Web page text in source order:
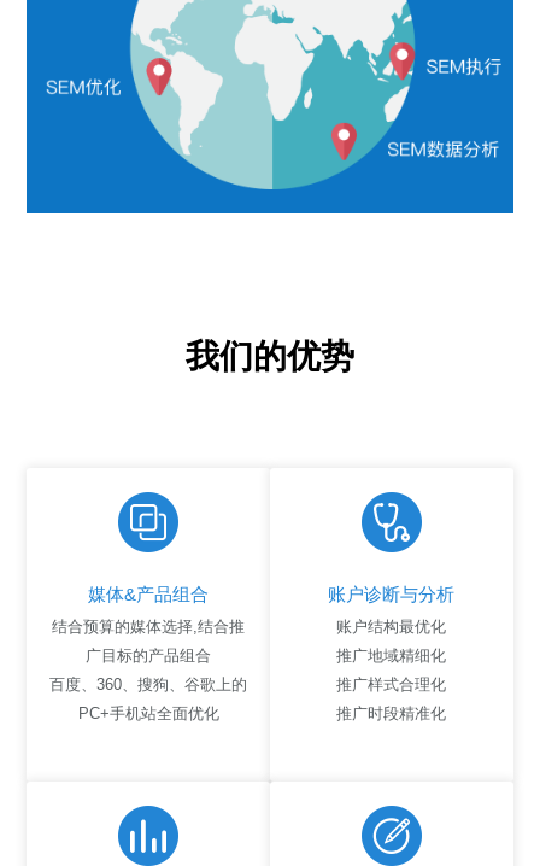
我们的优势
媒体&产品组合
结合预算的媒体选择,结合推
广目标的产品组合
百度、360、搜狗、谷歌上的
PC+手机站全面优化
账户诊断与分析
账户结构最优化
推广地域精细化
推广样式合理化
推广时段精准化